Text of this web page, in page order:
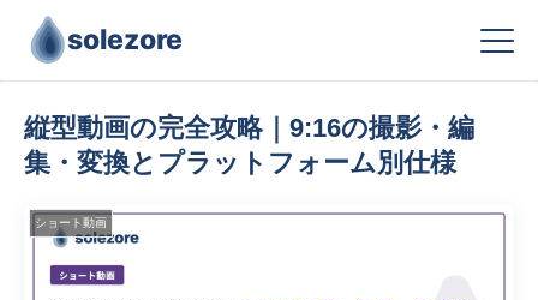
solezore
縦型動画の完全攻略｜9:16の撮影・編
集・変換とプラットフォーム別仕様
ショート動画